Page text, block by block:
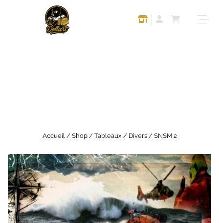
Accueil/ Shop/ Tableaux / Divers/ SNSM 2